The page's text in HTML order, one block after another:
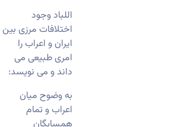
اللباد وجود
اختلافات مرزی بین
ایران و اعراب را
امری طبیعی می
داند و می نویسد:
به ‌وضوح میان
اعراب و تمام